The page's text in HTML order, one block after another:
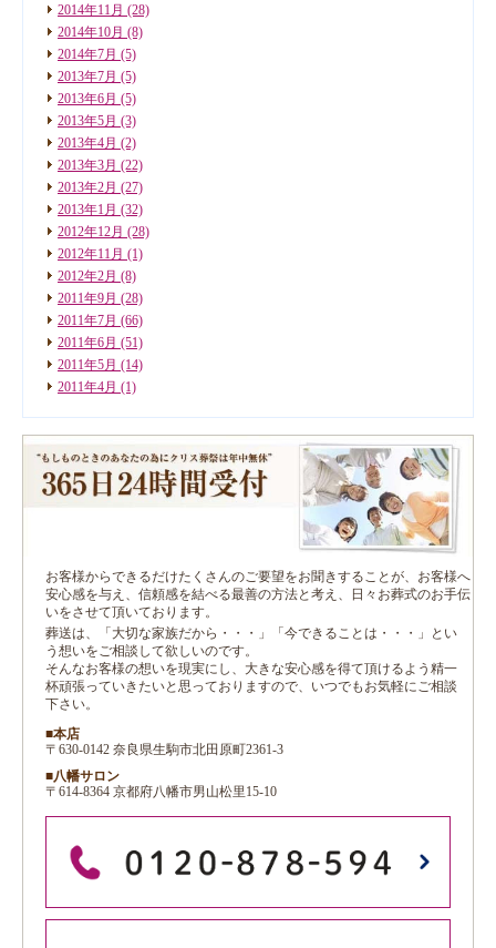
2014年11月 (28)
2014年10月 (8)
2014年7月 (5)
2013年7月 (5)
2013年6月 (5)
2013年5月 (3)
2013年4月 (2)
2013年3月 (22)
2013年2月 (27)
2013年1月 (32)
2012年12月 (28)
2012年11月 (1)
2012年2月 (8)
2011年9月 (28)
2011年7月 (66)
2011年6月 (51)
2011年5月 (14)
2011年4月 (1)
お客様からできるだけたくさんのご要望をお聞きすることが、お客様へ
安心感を与え、信頼感を結べる最善の方法と考え、日々お葬式のお手伝
いをさせて頂いております。
葬送は、「大切な家族だから・・・」「今できることは・・・」とい
う想いをご相談して欲しいのです。
そんなお客様の想いを現実にし、大きな安心感を得て頂けるよう精一
杯頑張っていきたいと思っておりますので、いつでもお気軽にご相談
下さい。
■本店
〒630-0142 奈良県生駒市北田原町2361-3
■八幡サロン
〒614-8364 京都府八幡市男山松里15-10